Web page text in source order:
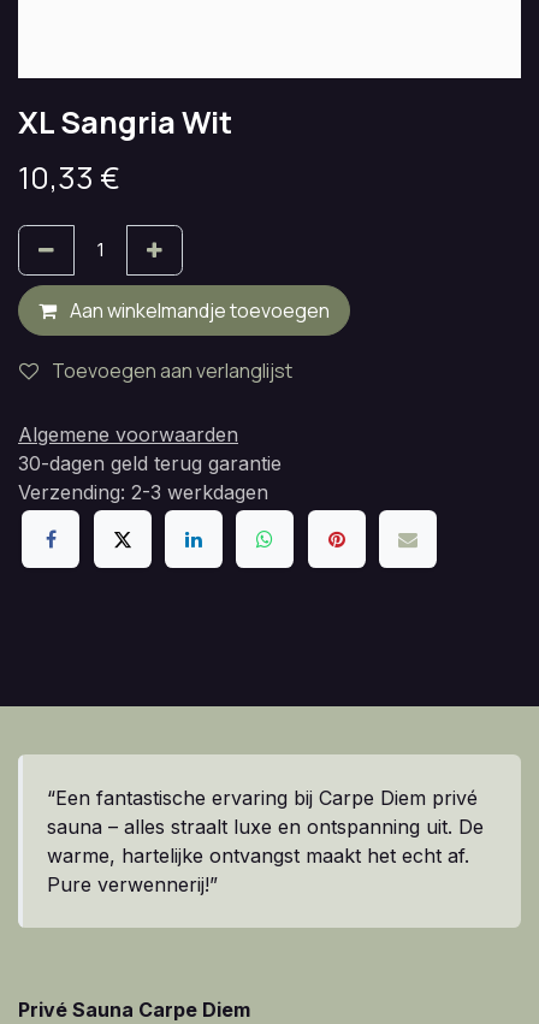
XL Sangria Wit
10,33 €
Aan winkelmandje toevoegen
Toevoegen aan verlanglijst
Algemene voorwaarden
30-dagen geld terug garantie
Verzending: 2-3 werkdagen
“Een fantastische ervaring bij Carpe Diem privé
sauna – alles straalt luxe en ontspanning uit. De
warme, hartelijke ontvangst maakt het echt af.
Pure verwennerij!”
Privé Sauna Carpe Diem